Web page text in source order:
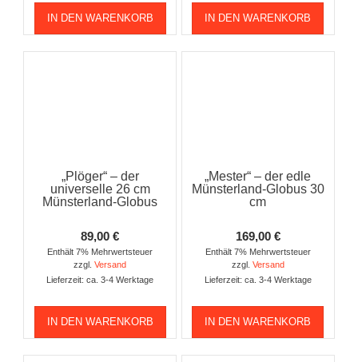
IN DEN WARENKORB IN DEN WARENKORB
„Plöger“ – der
universelle 26 cm
Münsterland-Globus
89,00€
Enthält 7% Mehrwertsteuer
zzgl.Versand
Lieferzeit: ca. 3-4 Werktage
IN DEN WARENKORB
„Mester“ – der edle
Münsterland-Globus 30
cm
169,00 €
Enthält 7% Mehrwertsteuer
zzgl. Versand
Lieferzeit: ca. 3-4 Werktage
IN DEN WARENKORB